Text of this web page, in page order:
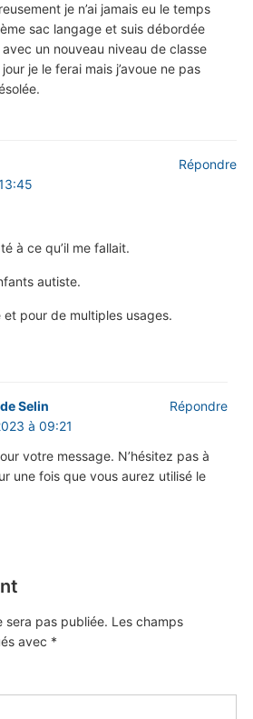
je n’ai jamais eu le temps
sac langage et suis débordée
un nouveau niveau de classe
je le ferai mais j’avoue ne pas
à ce qu’il me fallait.
autiste.
et pour de multiples usages.
Répondre
Selin
à 09:21
votre message. N’hésitez pas à
une fois que vous aurez utilisé le
Répondre
sera pas publiée. Les champs
avec *